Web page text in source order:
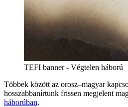
TEFI banner - Végtelen háború
Többek között az orosz–magyar
hosszabbanírtunk frissen megjelent
háborúban.